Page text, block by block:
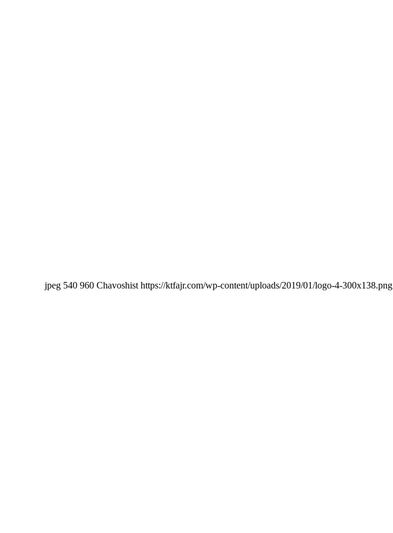
540 960 Chavoshist https://ktfajr.com/wp-content/uploads/2019/01/logo-4-300x138.png